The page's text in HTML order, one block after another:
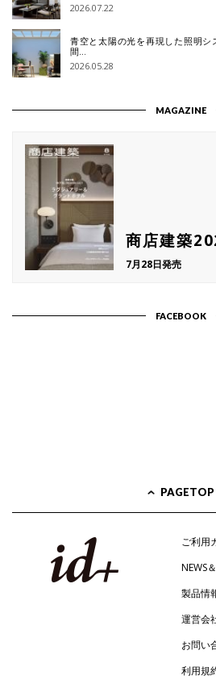
2026.07.22
青空と太陽の光を再現した照明
間…
2026.05.28
MAGAZINE
商店建築
7月28日発売
FACEBOOK
PAGETOP
ご利用
NEWS
製品情
運営会
お問い
利用規